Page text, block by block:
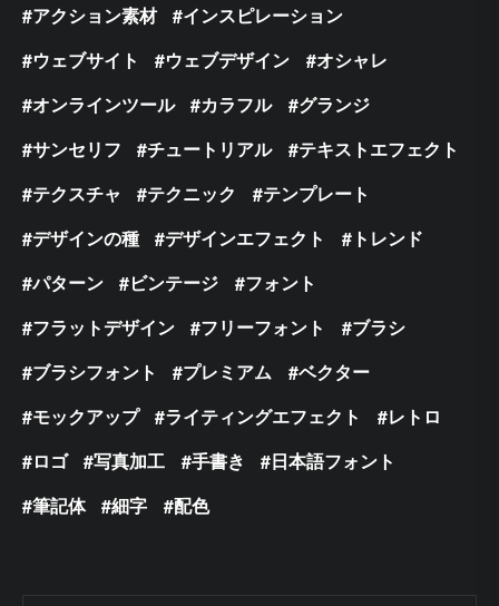
アクション素材
インスピレーション
ウェブサイト
ウェブデザイン
オシャレ
オンラインツール
カラフル
グランジ
サンセリフ
チュートリアル
テキストエフェクト
テクスチャ
テクニック
テンプレート
デザインの種
デザインエフェクト
トレンド
パターン
ビンテージ
フォント
フラットデザイン
フリーフォント
ブラシ
ブラシフォント
プレミアム
ベクター
モックアップ
ライティングエフェクト
レトロ
ロゴ
写真加工 手書き
日本語フォント
筆記体
細字 配色